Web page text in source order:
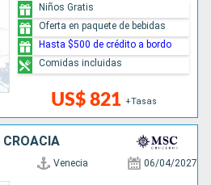
US$ 821 +Tasas
Niños Gratis
Oferta en paquete de bebidas
Hasta $500 de crédito a bordo
Comidas incluidas
CROACIA
Venecia 06/04/2027